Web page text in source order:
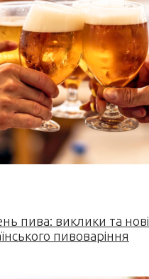
пива: виклики та нові
пивоваріння